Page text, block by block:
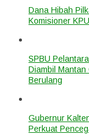
Dana Hibah
Komisioner
SPBU
Diambil
Berulang
Gubernur
Perkuat